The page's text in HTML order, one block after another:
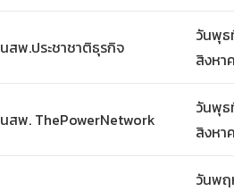
นสพ.ประชาชาติธุรกิจ
วันพุ
สิงหา
นสพ. ThePowerNetwork
วันพุ
สิงหา
วันพ